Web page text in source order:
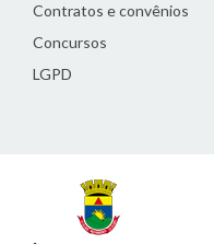
Contratos e convênios
Concursos
LGPD